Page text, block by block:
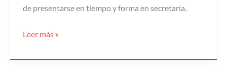
de presentarse en tiempo y forma en secretaría.
Leer más »